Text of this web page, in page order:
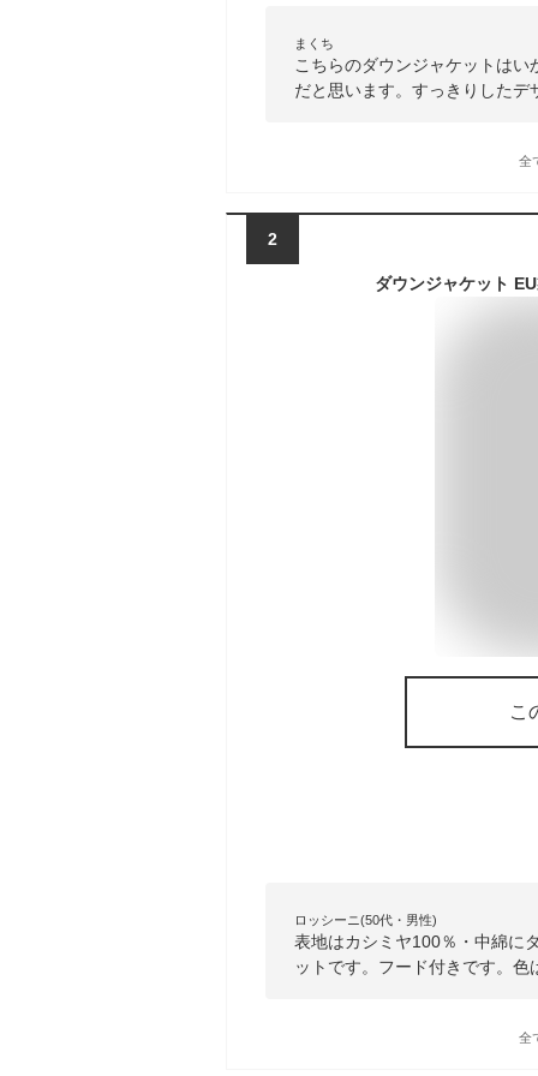
まくち
こちらのダウンジャケットは
だと思います。すっきりした
全
2
こ
ロッシーニ(50代・男性)
表地はカシミヤ100％・中綿に
ットです。フード付きです。
全